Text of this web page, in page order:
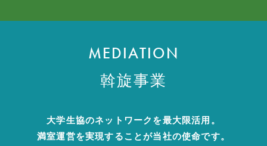
MEDIATION
斡旋事業
大学生協のネットワークを最大限活用。
満室運営を実現することが当社の使命です。